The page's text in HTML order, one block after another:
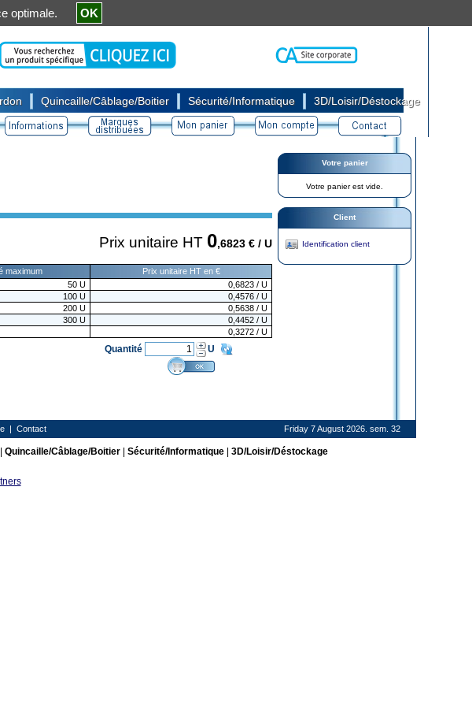
Quincaille/Câblage/Boitier Sécurité/Informatique 3D/Loisir/Déstockage
Prix unitaire HT 0,6823 € / U
maximum
Prix unitaire HT en €
50 U 0,6823 / U
100 U 0,4576 / U
200 U 0,5638 / U
300 U 0,4452 / U
0,3272 / U
Quantité U
Votre panier
Votre panier est vide.
Client
Identification client
| Contact Friday 7 August 2026. sem. 32
Quincaille/Câblage/Boitier| Sécurité/Informatique| 3D/Loisir/Déstockage
optimale. OK